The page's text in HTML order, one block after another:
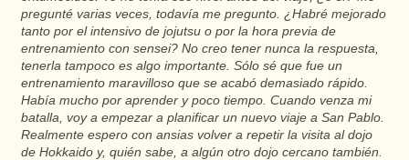
pregunté varias veces, todavía me pregunto. ¿Habré mejorado
tanto por el intensivo de jojutsu o por la hora previa de
entrenamiento con sensei? No creo tener nunca la respuesta,
tenerla tampoco es algo importante. Sólo sé que fue un
entrenamiento maravilloso que se acabó demasiado rápido.
Había mucho por aprender y poco tiempo. Cuando venza mi
batalla, voy a empezar a planificar un nuevo viaje a San Pablo.
Realmente espero con ansias volver a repetir la visita al dojo
de Hokkaido y, quién sabe, a algún otro dojo cercano también.